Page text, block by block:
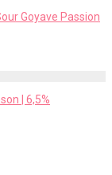
Goyave Passion
| 6,5%